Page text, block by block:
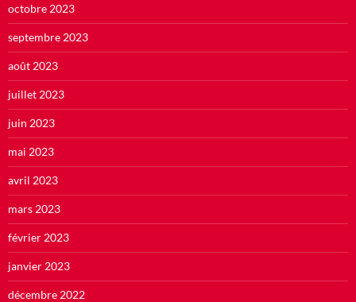
octobre 2023
septembre 2023
août 2023
juillet 2023
juin 2023
mai 2023
avril 2023
mars 2023
février 2023
janvier 2023
décembre 2022